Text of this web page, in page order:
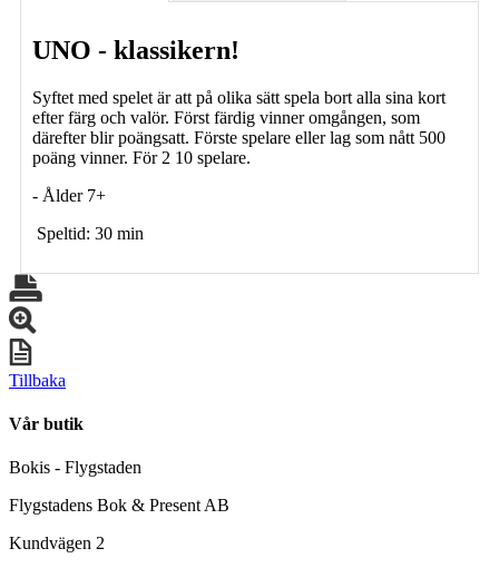
UNO - klassikern!
Syftet med spelet är att på olika sätt spela bort alla sina kort
efter färg och valör. Först färdig vinner omgången, som
därefter blir poängsatt. Förste spelare eller lag som nått 500
poäng vinner. För 2 10 spelare.
- Ålder 7+
Speltid: 30 min
Tillbaka
Vår butik
Bokis - Flygstaden
Flygstadens Bok & Present AB
Kundvägen 2